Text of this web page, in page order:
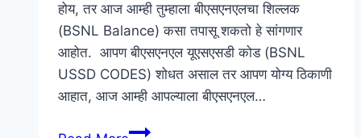
होय, तर आज आम्ही तुम्हाला बीएसएनएलचा शिल्लक
(BSNL Balance) कसा तपासू शकतो हे सांगणार
आहोत. आपण बीएसएनएल यूएसएसडी कोड (BSNL
USSD CODES) शोधत असाल तर आपण योग्य ठिकाणी
आहात, आज आम्ही आपल्याला बीएसएनएल…
BSNL